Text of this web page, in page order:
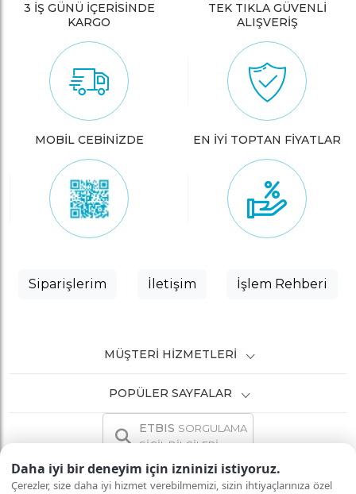
Daha iyi bir deneyim için izninizi istiyoruz.
Çerezler, size daha iyi hizmet verebilmemizi, sizin ihtiyaçlarınıza özel
3 İŞ GÜNÜ İÇERİSİNDE
KARGO
TEK TIKLA GÜVENLİ
ALIŞVERİŞ
MOBİL CEBİNİZDE EN İYİ TOPTAN FİYATLAR
Siparişlerim İletişim İşlem Rehberi
MÜŞTERI HIZMETLERI
POPÜLER SAYFALAR
ETBIS SORGULAMA
SİCİL BİLGİLERİ